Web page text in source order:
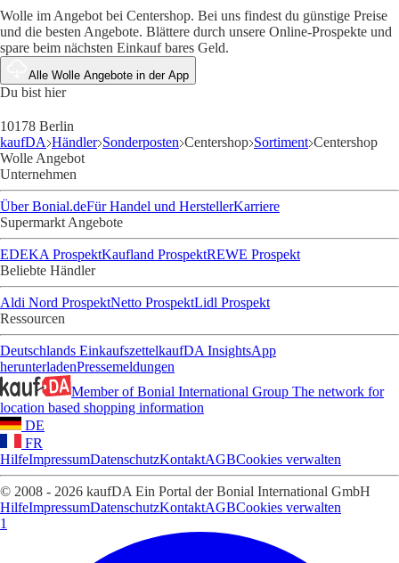
Wolle im Angebot bei Centershop. Bei uns findest du günstige Preise
und die besten Angebote. Blättere durch unsere Online-Prospekte und
spare beim nächsten Einkauf bares Geld.
Alle Wolle Angebote in der App
Du bist hier
10178 Berlin
kaufDA Händler Sonderposten Centershop Sortiment Centershop
Wolle Angebot
Unternehmen
Über Bonial.deFür Handel und HerstellerKarriere
Supermarkt Angebote
EDEKA ProspektKaufland ProspektREWE Prospekt
Beliebte Händler
Aldi Nord ProspektNetto ProspektLidl Prospekt
Ressourcen
Deutschlands EinkaufszettelkaufDA InsightsApp
herunterladenPressemeldungen
Member of Bonial International Group The network for
location based shopping information
DE
FR
HilfeImpressumDatenschutzKontaktAGBCookies verwalten
© 2008 - 2026 kaufDA Ein Portal der Bonial International GmbH
HilfeImpressumDatenschutzKontaktAGBCookies verwalten
1